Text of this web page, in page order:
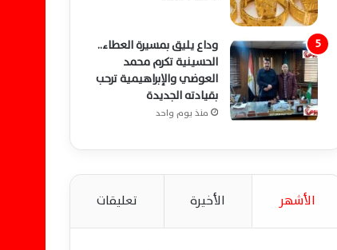
وداع يليق بمسيرة العطاء..
الحسينية تكرم محمد
العوضي والإبراهيمية ترحب
بقيادته الجديدة
منذ يوم واحد
الأشهر الأخيرة تعليقات